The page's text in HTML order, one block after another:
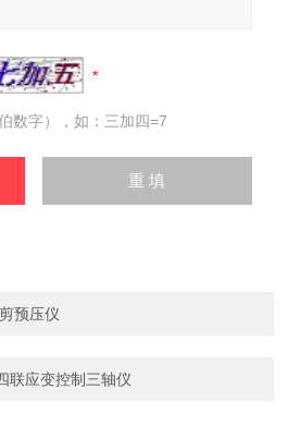
数字），如：三加四=7
预压仪
联应变控制三轴仪